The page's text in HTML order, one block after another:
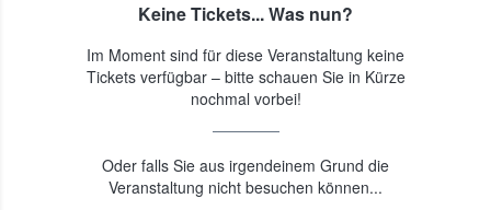
Keine Tickets... Was nun?
Im Moment sind für diese Veranstaltung keine
Tickets verfügbar – bitte schauen Sie in Kürze
nochmal vorbei!
Oder falls Sie aus irgendeinem Grund die
Veranstaltung nicht besuchen können...